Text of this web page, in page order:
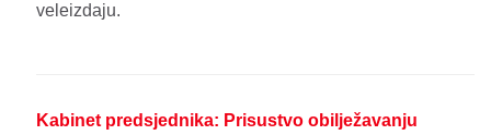
veleizdaju.
Kabinet predsjednika: Prisustvo obilježavanju